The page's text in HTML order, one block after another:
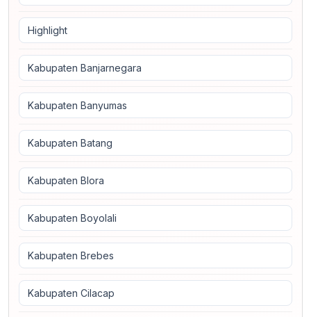
Highlight
Kabupaten Banjarnegara
Kabupaten Banyumas
Kabupaten Batang
Kabupaten Blora
Kabupaten Boyolali
Kabupaten Brebes
Kabupaten Cilacap